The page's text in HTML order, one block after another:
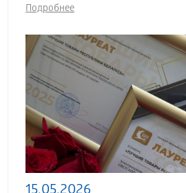
Подробнее